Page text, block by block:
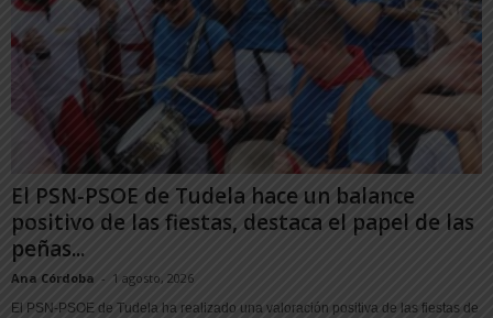
El PSN-PSOE de Tudela hace un balance
positivo de las fiestas, destaca el papel de las
peñas...
Ana Córdoba - 1 agosto, 2026
El PSN-PSOE de Tudela ha realizado una valoración positiva de las fiestas de